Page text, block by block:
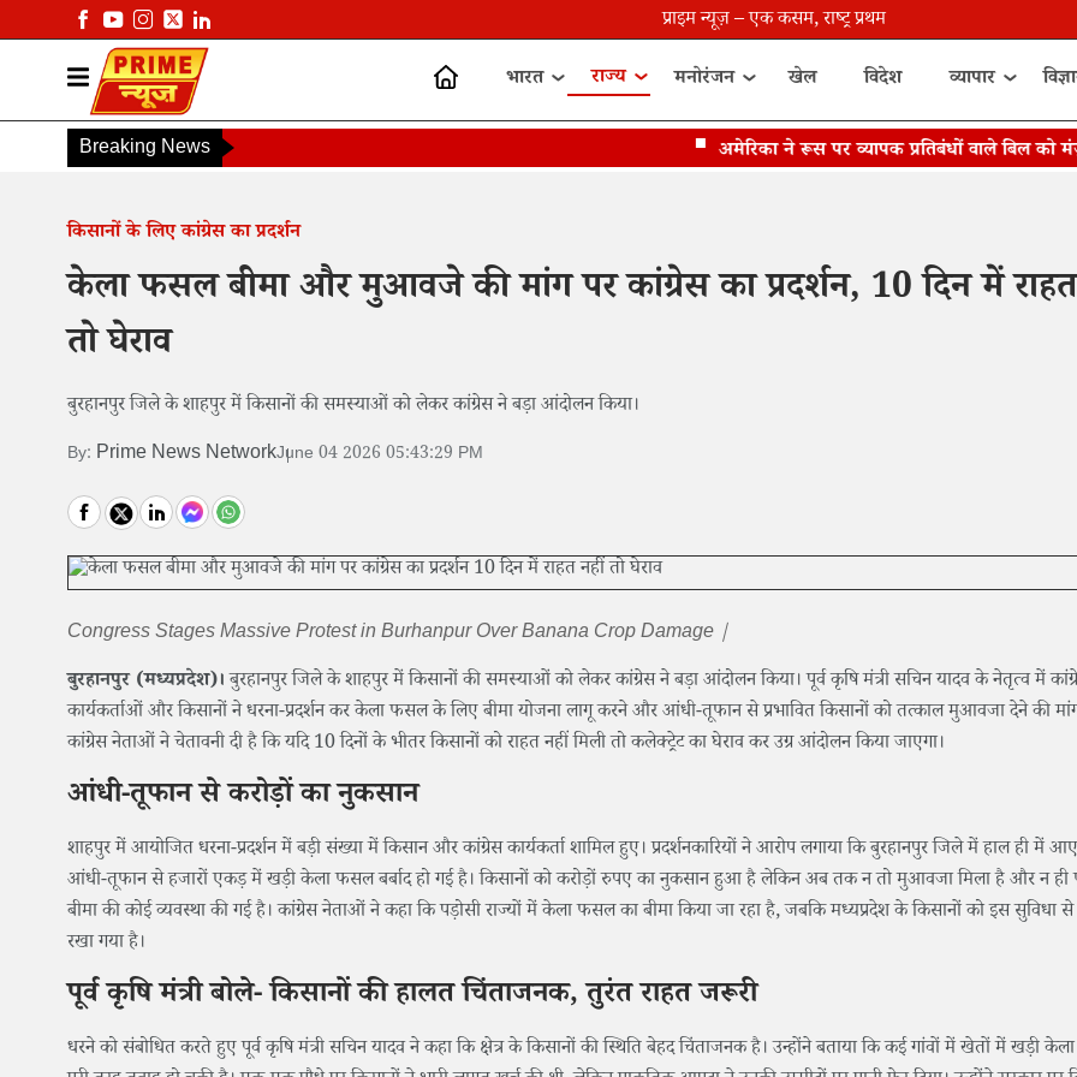
प्राइम न्यूज़ – एक कसम, राष्ट्र प्रथम
भारत राज्य मनोरंजन खेल विदेश व्यापार
Breaking News अमेरिका ने रूस पर व्यापक प्रतिबंधों वाले बिल को मंज़ूरी
किसानों के लिए कांग्रेस का प्रदर्शन
केला फसल बीमा और मुआवजे की मांग पर कांग्रेस का प्रदर्शन, 10 दिन में
तो घेराव
बुरहानपुर जिले के शाहपुर में किसानों की समस्याओं को लेकर कांग्रेस ने बड़ा आंदोलन किया।
By: Prime News NetworkJune 04 2026 05:43:29 PM
Congress Stages Massive Protest in Burhanpur Over Banana Crop Damage |
बुरहानपुर (मध्यप्रदेश)।बुरहानपुर जिले के शाहपुर में किसानों की समस्याओं को लेकर कांग्रेस ने बड़ा आंदोलन किया। पूर्व कृषि मंत्री सचिन यादव के नेतृत्व में
कार्यकर्ताओं और किसानों ने धरना-प्रदर्शन कर केला फसल के लिए बीमा योजना लागू करने और आंधी-तूफान से प्रभावित किसानों को तत्काल मुआवजा देने की
कांग्रेस नेताओं ने चेतावनी दी है कि यदि 10 दिनों के भीतर किसानों को राहत नहीं मिली तो कलेक्ट्रेट का घेराव कर उग्र आंदोलन किया जाएगा।
आंधी-तूफान से करोड़ों का नुकसान
शाहपुर में आयोजित धरना-प्रदर्शन में बड़ी संख्या में किसान और कांग्रेस कार्यकर्ता शामिल हुए। प्रदर्शनकारियों ने आरोप लगाया कि बुरहानपुर जिले में हाल ही में
आंधी-तूफान से हजारों एकड़ में खड़ी केला फसल बर्बाद हो गई है। किसानों को करोड़ों रुपए का नुकसान हुआ है लेकिन अब तक न तो मुआवजा मिला है और न
बीमा की कोई व्यवस्था की गई है। कांग्रेस नेताओं ने कहा कि पड़ोसी राज्यों में केला फसल का बीमा किया जा रहा है, जबकि मध्यप्रदेश के किसानों को इस सुविधा
रखा गया है।
पूर्व कृषि मंत्री बोले- किसानों की हालत चिंताजनक, तुरंत राहत जरूरी
धरने को संबोधित करते हुए पूर्व कृषि मंत्री सचिन यादव ने कहा कि क्षेत्र के किसानों की स्थिति बेहद चिंताजनक है। उन्होंने बताया कि कई गांवों में खेतों में खड़ी